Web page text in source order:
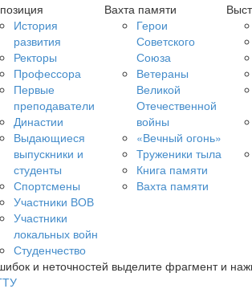
История
развития
Ректоры
Профессора
Первые
преподаватели
Династии
Выдающиеся
выпускники и
студенты
Спортсмены
Участники ВОВ
Участники
локальных войн
Студенчество
Вахта памяти
Герои
Советского
Союза
Ветераны
Великой
Отечественной
войны
«Вечный огонь»
Труженики тыла
Книга памяти
Вахта памяти
и неточностей выделите фрагмент и